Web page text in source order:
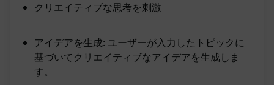
クリエイティブな思考を刺激
アイデアを生成: ユーザーが入力したトピックに
基づいてクリエイティブなアイデアを生成しま
す。